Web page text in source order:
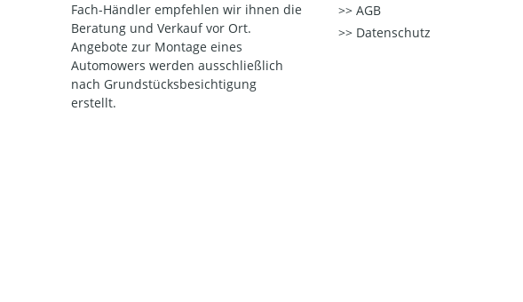
Fach-Händler empfehlen wir ihnen die
Beratung und Verkauf vor Ort.
Angebote zur Montage eines
Automowers werden ausschließlich
nach Grundstücksbesichtigung
erstellt.
AGB
Datenschutz